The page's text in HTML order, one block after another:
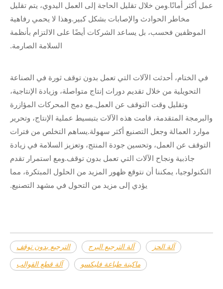
عمل أكثر أمانًا.ومن خلال تقليل الحاجة إلى العمل اليدوي، يتم تقليل
مخاطر الحوادث والإصابات بشكل كبير.وهذا لا يحمي رفاهية
الموظفين فحسب، بل يساعد الشركات أيضًا على الالتزام بأنظمة
السلامة الصارمة.
في الختام، أحدثت الآلات التي تعمل بدون توقف ثورة في الصناعة
التحويلية من خلال تقديم دورات إنتاج متواصلة، وزيادة الإنتاجية،
وتقليل وقت التوقف عن العمل.مع دمج المحركات المؤازرة
والبرمجة المتقدمة، قامت هذه الآلات بتبسيط عملية الإنتاج، وتحرير
موارد العمالة وجعل التصنيع أكثر سهولة.يساهم التخلص من فترات
التوقف عن العمل، وتحسين جودة المنتج، وتعزيز السلامة في زيادة
جاذبية ونجاح الآلات التي تعمل بدون توقف.ومع استمرار تقدم
التكنولوجيا، يمكننا أن نتوقع ظهور المزيد من الحلول المبتكرة، مما
يؤدي إلى مزيد من التحول في مشهد التصنيع.
الترجيع بدون توقف آلة الترجيع البرج آلة الحز
آلة قطع القوالب ماكينة طباعة فليكسو